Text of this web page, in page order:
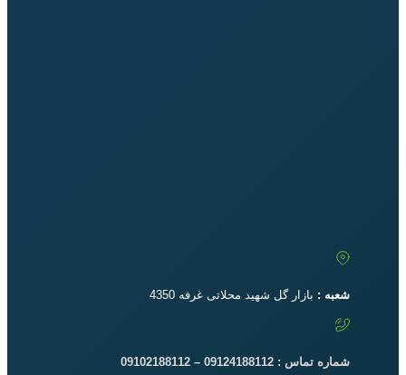
بازار گل شهید محلاتی غرفه 4350
شماره تماس : 09124188112 – 09102188112